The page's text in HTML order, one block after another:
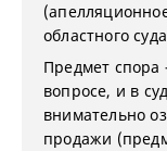
областного
Предмет спора
вопросе, и в
внимательно
продажи